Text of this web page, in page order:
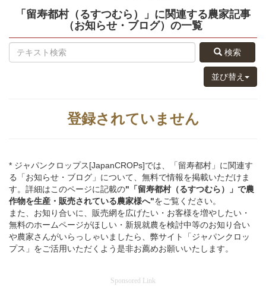
「留寿都村（るすつむら）」 に関連する農家記事
（お知らせ・ブログ） の一覧
検索
並び替え
登録されていません
* ジャパンクロップス[JapanCROPs]では、「留寿都村」に関連す
る「お知らせ・ブログ」について、無料で情報を掲載いただけま
す。詳細はこのページに記載の"「留寿都村（るすつむら）」 で農
作物を生産・販売されている農家様へ"をご覧ください。
また、お知り合いに、販売網を広げたい・お客様を増やしたい・
無料のホームページがほしい・新規就農を検討中等のお知り合い
や農家さんがいらっしゃいましたら、弊サイト「ジャパンクロッ
プス」をご活用いただくよう是非お薦めお願いいたします。
Sponsored Link